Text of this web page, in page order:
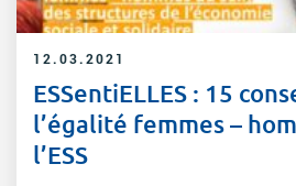
12.03.2021
ESSentiELLES : 15
l’égalité femmes –
l’ESS